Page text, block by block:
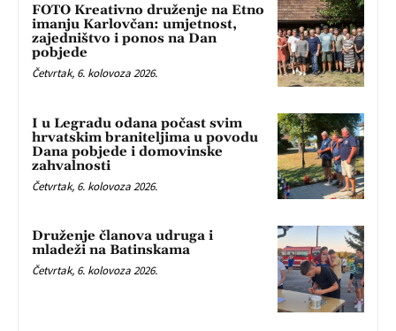
FOTO Kreativno druženje na Etno
imanju Karlovčan: umjetnost,
zajedništvo i ponos na Dan
pobjede
Četvrtak, 6. kolovoza 2026.
I u Legradu odana počast svim
hrvatskim braniteljima u povodu
Dana pobjede i domovinske
zahvalnosti
Četvrtak, 6. kolovoza 2026.
Druženje članova udruga i
mladeži na Batinskama
Četvrtak, 6. kolovoza 2026.